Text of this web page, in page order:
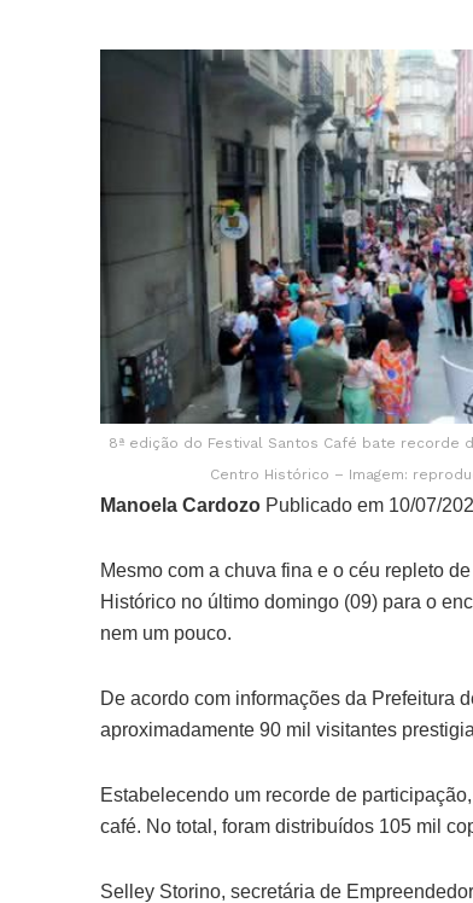
8ª edição do Festival Santos Café bate
Centro Histórico – Imagem:
Manoela Cardozo Publicado em 10/07/
Mesmo com a chuva fina e o céu repleto
Histórico no último domingo (09) para o
nem um pouco.
De acordo com informações da Prefeitura
aproximadamente 90 mil visitantes
Estabelecendo um recorde de
café. No total, foram distribuídos 105 mil
Selley Storino, secretária de